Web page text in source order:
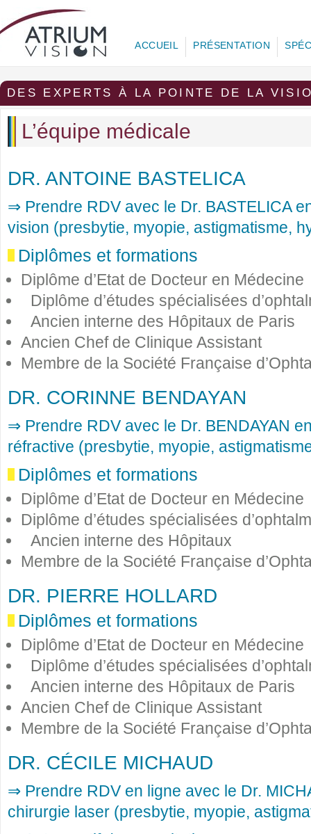
ACCUEIL PRÉSENTATION
DES EXPERTS À LA POINTE DE LA
L’équipe médicale
DR. ANTOINE BASTELICA
⇒ Prendre RDV avec le Dr. BASTELICA
vision (presbytie, myopie, astigmatisme,
Diplômes et formations
Diplôme d’Etat de Docteur en Médecine
Diplôme d’études spécialisées
Ancien interne des Hôpitaux de Paris
Ancien Chef de Clinique Assistant
Membre de la Société Française
DR. CORINNE BENDAYAN
⇒ Prendre RDV avec le Dr. BENDAYAN
réfractive (presbytie, myopie,
Diplômes et formations
Diplôme d’Etat de Docteur en Médecine
Diplôme d’études spécialisées
Ancien interne des Hôpitaux
Membre de la Société Française
DR. PIERRE HOLLARD
Diplômes et formations
Diplôme d’Etat de Docteur en Médecine
Diplôme d’études spécialisées
Ancien interne des Hôpitaux de Paris
Ancien Chef de Clinique Assistant
Membre de la Société Française
DR. CÉCILE MICHAUD
⇒ Prendre RDV en ligne avec le Dr.
chirurgie laser (presbytie, myopie,